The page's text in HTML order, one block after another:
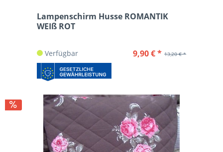
Lampenschirm Husse ROMANTIK
WEIß ROT
Verfügbar 13,20 € *
9,90 € *